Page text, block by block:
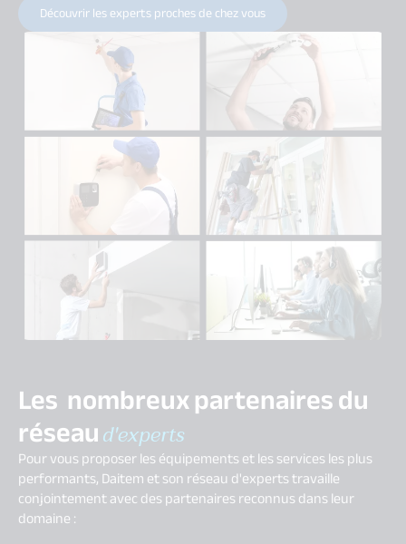
Découvrir les experts proches de chez vous
Les nombreux partenaires du
réseaud'experts
Pour vous proposer les équipements et les services les plus
performants, Daitem et son réseau d'experts travaille
conjointement avec des partenaires reconnus dans leur
domaine :